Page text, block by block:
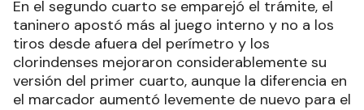
En el segundo cuarto se emparejó el trámite, el
taninero apostó más al juego interno y no a los
tiros desde afuera del perímetro y los
clorindenses mejoraron considerablemente su
versión del primer cuarto, aunque la diferencia en
el marcador aumentó levemente de nuevo para el